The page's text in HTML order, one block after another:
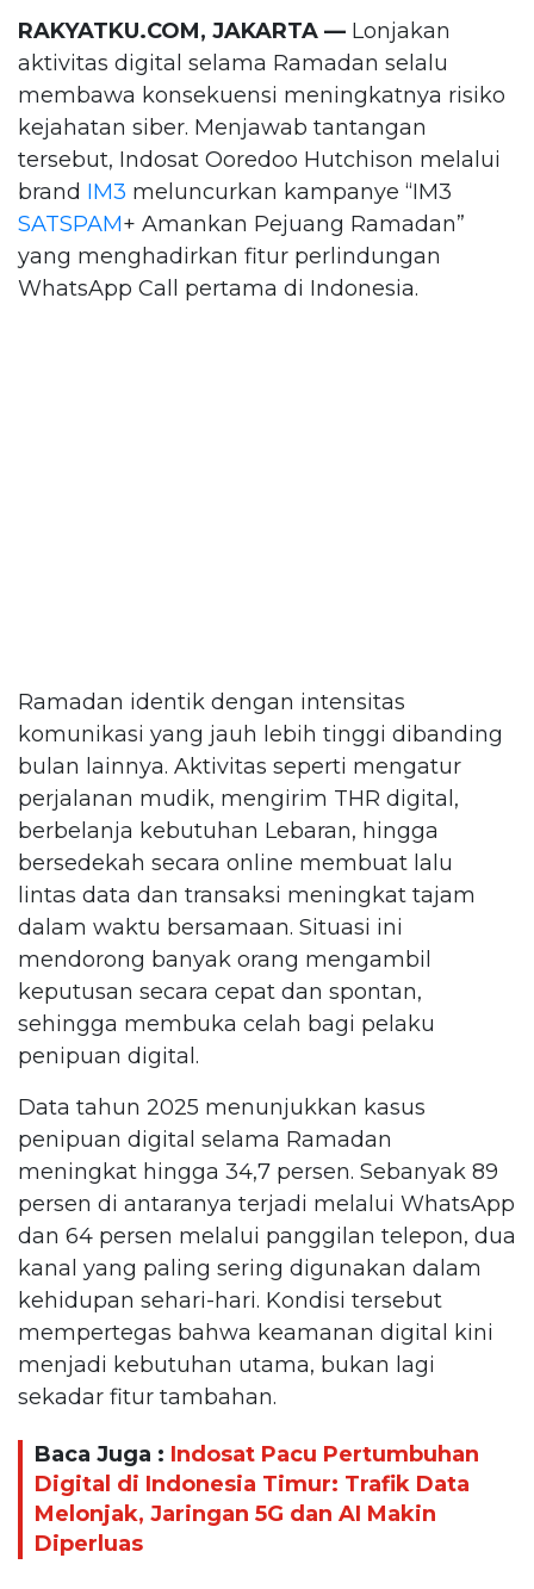
RAKYATKU.COM, JAKARTA — Lonjakan
aktivitas digital selama Ramadan selalu
membawa konsekuensi meningkatnya risiko
kejahatan siber. Menjawab tantangan
tersebut, Indosat Ooredoo Hutchison melalui
brand IM3 meluncurkan kampanye “IM3
SATSPAM+ Amankan Pejuang Ramadan”
yang menghadirkan fitur perlindungan
WhatsApp Call pertama di Indonesia.
Ramadan identik dengan intensitas
komunikasi yang jauh lebih tinggi dibanding
bulan lainnya. Aktivitas seperti mengatur
perjalanan mudik, mengirim THR digital,
berbelanja kebutuhan Lebaran, hingga
bersedekah secara online membuat lalu
lintas data dan transaksi meningkat tajam
dalam waktu bersamaan. Situasi ini
mendorong banyak orang mengambil
keputusan secara cepat dan spontan,
sehingga membuka celah bagi pelaku
penipuan digital.
Data tahun 2025 menunjukkan kasus
penipuan digital selama Ramadan
meningkat hingga 34,7 persen. Sebanyak 89
persen di antaranya terjadi melalui WhatsApp
dan 64 persen melalui panggilan telepon, dua
kanal yang paling sering digunakan dalam
kehidupan sehari-hari. Kondisi tersebut
mempertegas bahwa keamanan digital kini
menjadi kebutuhan utama, bukan lagi
sekadar fitur tambahan.
Baca Juga : Indosat Pacu Pertumbuhan
Digital di Indonesia Timur: Trafik Data
Melonjak, Jaringan 5G dan AI Makin
Diperluas